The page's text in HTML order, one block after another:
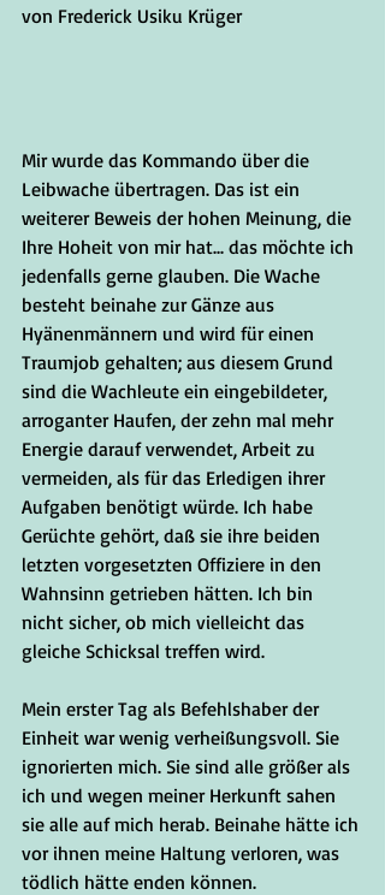
von Frederick Usiku Krüger
Mir wurde das Kommando über die
Leibwache übertragen. Das ist ein
weiterer Beweis der hohen Meinung, die
Ihre Hoheit von mir hat... das möchte ich
jedenfalls gerne glauben. Die Wache
besteht beinahe zur Gänze aus
Hyänenmännern und wird für einen
Traumjob gehalten; aus diesem Grund
sind die Wachleute ein eingebildeter,
arroganter Haufen, der zehn mal mehr
Energie darauf verwendet, Arbeit zu
vermeiden, als für das Erledigen ihrer
Aufgaben benötigt würde. Ich habe
Gerüchte gehört, daß sie ihre beiden
letzten vorgesetzten Offiziere in den
Wahnsinn getrieben hätten. Ich bin
nicht sicher, ob mich vielleicht das
gleiche Schicksal treffen wird.
Mein erster Tag als Befehlshaber der
Einheit war wenig verheißungsvoll. Sie
ignorierten mich. Sie sind alle größer als
ich und wegen meiner Herkunft sahen
sie alle auf mich herab. Beinahe hätte ich
vor ihnen meine Haltung verloren, was
tödlich hätte enden können.